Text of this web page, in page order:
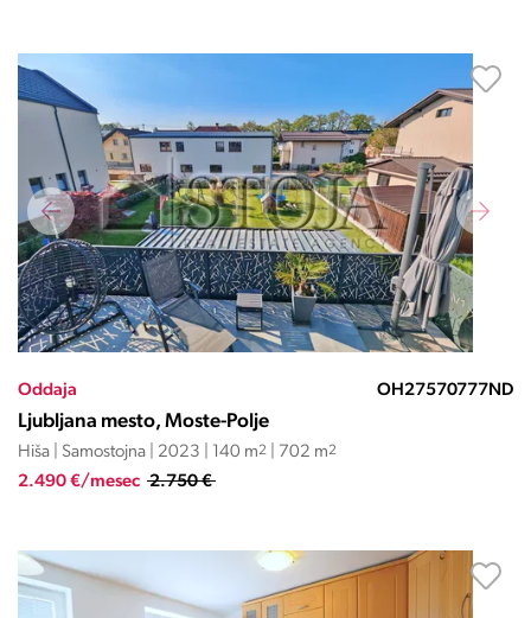
Oddaja OH27570777ND
Ljubljana mesto, Moste-Polje
Hiša | Samostojna | 2023 | 140 m2 | 702 m2
2.490 €/mesec 2.750 €